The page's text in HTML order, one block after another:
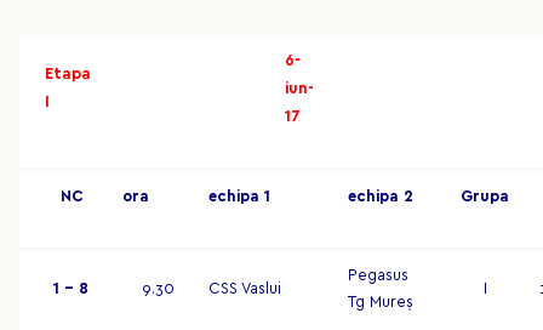
Etapa
6-
iun-
17
NC ora ec hipa 1 ec hipa 2 Grupa
1 – 8 9.30 CSS Vaslui
Pegasus
Tg Mureș